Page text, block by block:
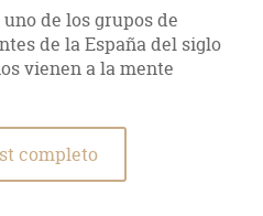
de los grupos de
de la España del siglo
vienen a la mente
completo